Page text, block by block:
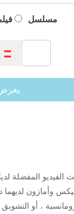
مسلسل
الفيديو المفضلة
، أو